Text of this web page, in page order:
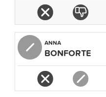
ANNA
BONFORTE